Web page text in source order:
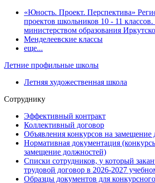
«Юность. Проект. Перспектива»
проектов школьников 10 - 11
министерством образования
Менделеевские классы
еще...
Летние профильные школы
Летняя художественная школа
Сотруднику
Эффективный контракт
Коллективный договор
Объявления конкурсов на замещение
Нормативная документация
замещение должностей)
Списки сотрудников, у который
трудовой договор в 2026-2027
Образцы документов для